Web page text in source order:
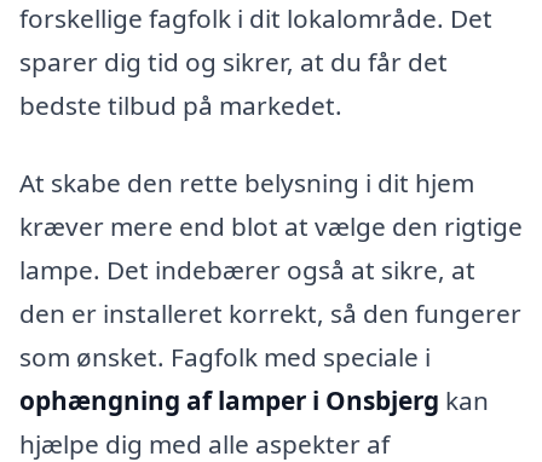
forskellige fagfolk i dit lokalområde. Det
sparer dig tid og sikrer, at du får det
bedste tilbud på markedet.
At skabe den rette belysning i dit hjem
kræver mere end blot at vælge den rigtige
lampe. Det indebærer også at sikre, at
den er installeret korrekt, så den fungerer
som ønsket. Fagfolk med speciale i
ophængning af lamper i Onsbjerg kan
hjælpe dig med alle aspekter af